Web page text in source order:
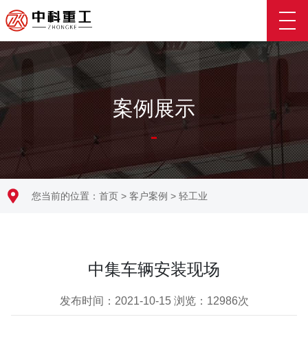
案例展示
您当前的位置： 首页 > 客户案例 > 轻工业
中集车辆安装现场
发布时间： 2021-10-15浏览： 12986次